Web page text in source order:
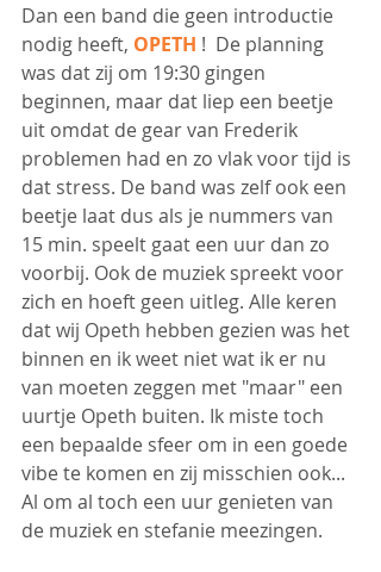
Dan een band die geen introductie
nodig heeft, OPETH !  De planning
was dat zij om 19:30 gingen
beginnen, maar dat liep een beetje
uit omdat de gear van Frederik
problemen had en zo vlak voor tijd is
dat stress. De band was zelf ook een
beetje laat dus als je nummers van
15 min. speelt gaat een uur dan zo
voorbij. Ook de muziek spreekt voor
zich en hoeft geen uitleg. Alle keren
dat wij Opeth hebben gezien was het
binnen en ik weet niet wat ik er nu
van moeten zeggen met "maar" een
uurtje Opeth buiten. Ik miste toch
een bepaalde sfeer om in een goede
vibe te komen en zij misschien ook...
Al om al toch een uur genieten van
de muziek en stefanie meezingen.